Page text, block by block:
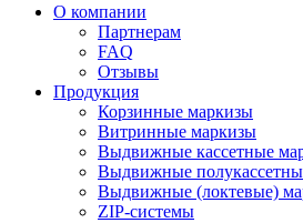
О компании
Партнерам
FAQ
Отзывы
Продукция
Корзинные маркизы
Витринные маркизы
Выдвижные кассетные
Выдвижные
Выдвижные (локтевые)
ZIP-системы